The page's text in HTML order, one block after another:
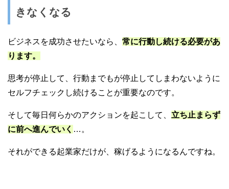
きなくなる
ビジネスを成功させたいなら、 常に行動し続ける必要があ
ります。
思考が停止して、行動までもが停止してしまわないように
セルフチェックし続けることが重要なのです。
そして毎日何らかのアクションを起こして、 立ち止まらず
に前へ進んでいく …。
それができる起業家だけが、稼げるようになるんですね。